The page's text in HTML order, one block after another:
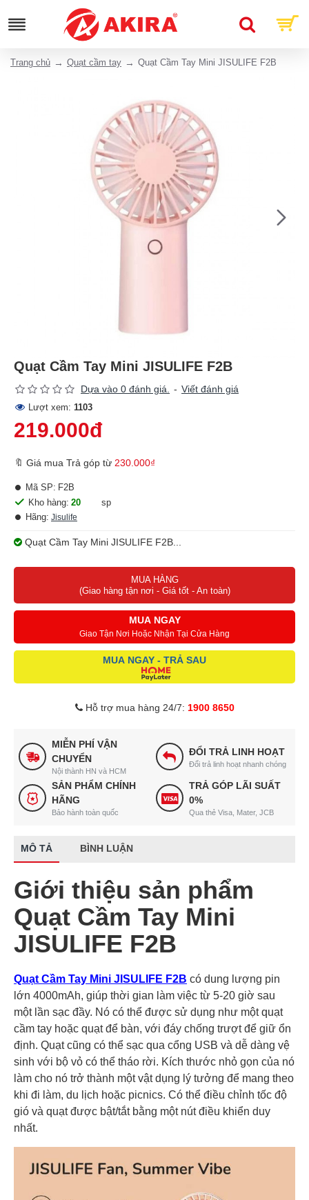
Trang chủ Quạt cầm tay Quạt Cầm Tay Mini JISULIFE F2B
Quạt Cầm Tay Mini JISULIFE F2B
Dựa vào 0 đánh giá. - Viết đánh giá
Lượt xem: 1103
219.000đ
🔖 Giá mua Trả góp từ 230.000₫
Kho hàng: 20
sp
Hãng: Jisulife
Mã SP: F2B
Quạt Cầm Tay Mini JISULIFE F2B...
MUA HÀNG
(Giao hàng tận nơi - Giá tốt - An toàn)
MUA NGAY
Giao Tận Nơi Hoặc Nhận Tại Cửa Hàng
MUA NGAY - TRẢ SAU
Hỗ trợ mua hàng 24/7: 1900 8650
MIỄN PHÍ VẬN
CHUYỂN
Nội thành HN và HCM
ĐỔI TRẢ LINH HOẠT
Đổi trả linh hoạt nhanh chóng
SẢN PHẨM CHÍNH
HÃNG
Bảo hành toàn quốc
TRẢ GÓP LÃI SUẤT
0%
Qua thẻ Visa, Mater, JCB
MÔ TẢ BÌNH LUẬN
Giới thiệu sản phẩm
Quạt Cầm Tay Mini
JISULIFE F2B
Quạt Cầm Tay Mini JISULIFE F2B có dung lượng pin
lớn 4000mAh, giúp thời gian làm việc từ 5-20 giờ sau
một lần sạc đầy. Nó có thể được sử dụng như một quạt
cầm tay hoặc quạt để bàn, với đáy chống trượt để giữ ổn
định. Quạt cũng có thể sạc qua cổng USB và dễ dàng vệ
sinh với bộ vỏ có thể tháo rời. Kích thước nhỏ gọn của nó
làm cho nó trở thành một vật dụng lý tưởng để mang theo
khi đi làm, du lịch hoặc picnics. Có thể điều chỉnh tốc độ
gió và quạt được bật/tắt bằng một nút điều khiển duy
nhất.